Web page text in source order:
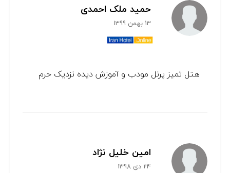
حمید ملک احمدی
13 بهمن 1399
هتل تمیز پرنل مودب و آموزش دیده نزدیک حرم
امین خلیل نژاد
24 دی 1398